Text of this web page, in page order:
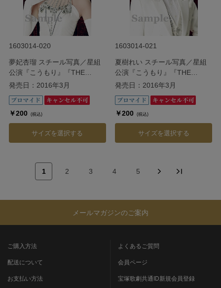
1603014-020
夢妃杏瑠 スチール写真／星組
公演『こうもり』『THE
ENTERTAINER!』
発売日：2016年3月
￥200 (税込)
サイズを選択する
1603014-021
夏樹れい スチール写真／星組
公演『こうもり』『THE
ENTERTAINER!』
発売日：2016年3月
￥200 (税込)
サイズを選択する
1 2 3 4 5
メールマガジンのご案内
ご購入方法
配送について
お支払い方法
よくあるご質問
会員ページ
宝塚歌劇共通ID新規会員登録